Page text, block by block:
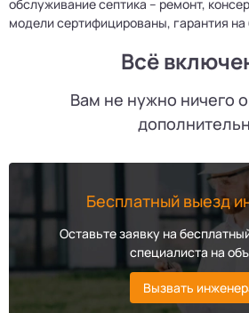
обслуживание септика – ремонт,
модели сертифицированы, гарантия на
Всё
Вам не нужно ничего
Бесплатный выезд
Оставьте заявку на
специалиста на
Вызвать